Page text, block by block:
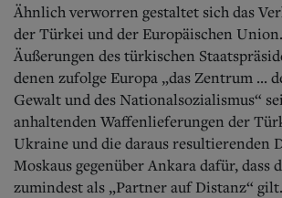
Ähnlich verworren gestaltet sich das
der Türkei und der Europäischen
Äußerungen des türkischen
denen zufolge Europa „das Zentrum ...
Gewalt und des Nationalsozialismus“
anhaltenden Waffenlieferungen der
Ukraine und die daraus resultierenden
Moskaus gegenüber Ankara dafür, dass
zumindest als „Partner auf Distanz“ gilt.